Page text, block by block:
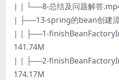
| | └──8-总结及问题解答
| ├──13-spring的bean创建
| | ├──1-
141.74M
| | ├──2-
174.17M